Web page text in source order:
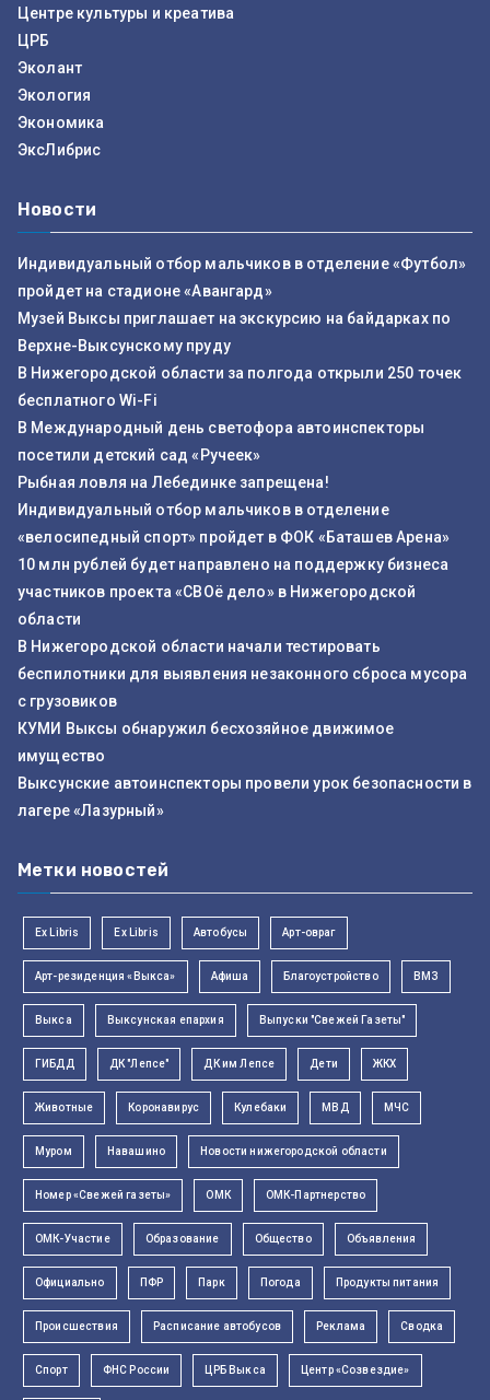
Центре культуры и креатива
ЦРБ
Эколант
Экология
Экономика
ЭксЛибрис
Новости
Индивидуальный отбор мальчиков в отделение «Футбол»
пройдет на стадионе «Авангард»
Музей Выксы приглашает на экскурсию на байдарках по
Верхне-Выксунскому пруду
В Нижегородской области за полгода открыли 250 точек
бесплатного Wi-Fi
В Международный день светофора автоинспекторы
посетили детский сад «Ручеек»
Рыбная ловля на Лебединке запрещена!
Индивидуальный отбор мальчиков в отделение
«велосипедный спорт» пройдет в ФОК «Баташев Арена»
10 млн рублей будет направлено на поддержку бизнеса
участников проекта «СВОё дело» в Нижегородской
области
В Нижегородской области начали тестировать
беспилотники для выявления незаконного сброса мусора
с грузовиков
КУМИ Выксы обнаружил бесхозяйное движимое
имущество
Выксунские автоинспекторы провели урок безопасности в
лагере «Лазурный»
Метки новостей
Ex Libris Ex Libris Автобусы Арт-овраг
Арт-резиденция «Выкса» Афиша Благоустройство ВМЗ
Выкса Выксунская епархия Выпуски "Свежей Газеты"
ГИБДД ДК "Лепсе" ДК им Лепсе Дети ЖКХ
Животные Коронавирус Кулебаки МВД МЧС
Муром Навашино Новости нижегородской области
Номер «Свежей газеты» ОМК ОМК-Партнерство
ОМК-Участие Образование Общество Объявления
Официально ПФР Парк Погода Продукты питания
Происшествия Расписание автобусов Реклама Сводка
Спорт ФНС России ЦРБ Выкса Центр «Созвездие»